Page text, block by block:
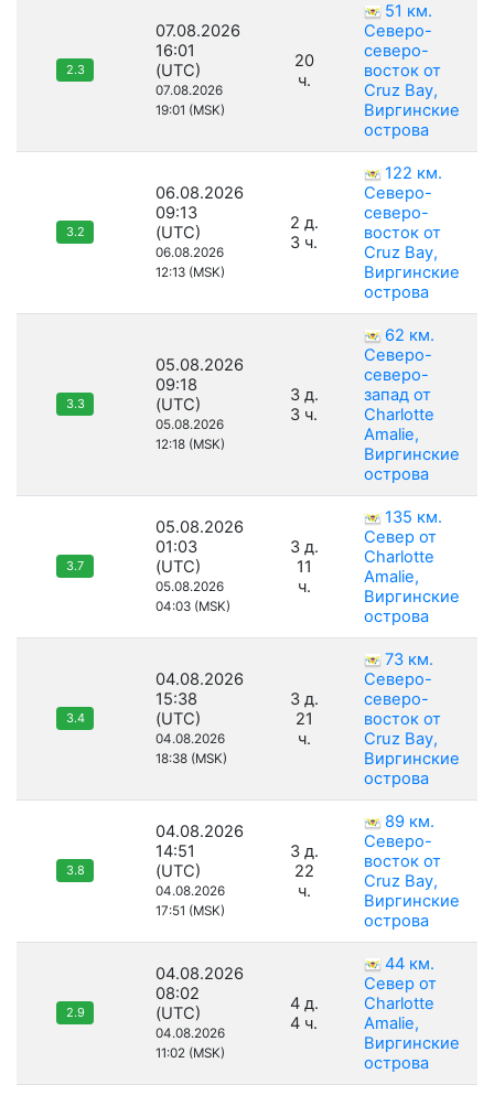
2.3
07.08.2026
16:01
(UTC)
07.08.2026
19:01 (MSK)
20
ч.
51 км.
Северо-
северо-
восток от
Cruz Bay,
Виргинские
острова
3.2
06.08.2026
09:13
(UTC)
06.08.2026
12:13 (MSK)
2 д.
3 ч.
122 км.
Северо-
северо-
восток от
Cruz Bay,
Виргинские
острова
3.3
05.08.2026
09:18
(UTC)
05.08.2026
12:18 (MSK)
3 д.
3 ч.
62 км.
Северо-
северо-
запад от
Charlotte
Amalie,
Виргинские
острова
3.7
05.08.2026
01:03
(UTC)
05.08.2026
04:03 (MSK)
3 д.
11
ч.
135 км.
Север от
Charlotte
Amalie,
Виргинские
острова
3.4
04.08.2026
15:38
(UTC)
04.08.2026
18:38 (MSK)
3 д.
21
ч.
73 км.
Северо-
северо-
восток от
Cruz Bay,
Виргинские
острова
3.8
04.08.2026
14:51
(UTC)
04.08.2026
17:51 (MSK)
3 д.
22
ч.
89 км.
Северо-
восток от
Cruz Bay,
Виргинские
острова
2.9
04.08.2026
08:02
(UTC)
04.08.2026
11:02 (MSK)
4 д.
4 ч.
44 км.
Север от
Charlotte
Amalie,
Виргинские
острова